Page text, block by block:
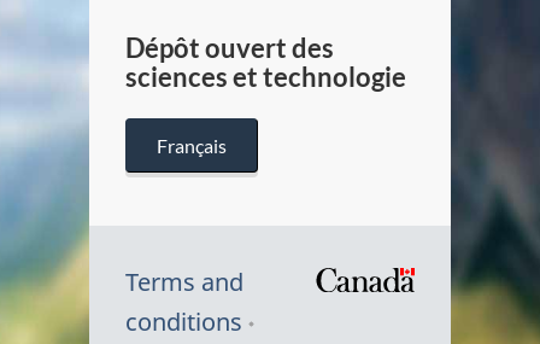
Dépôt ouvert des
sciences et technologie
Français
Terms and
conditions